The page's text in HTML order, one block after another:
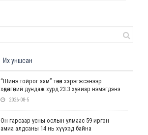
Их уншсан
“Шинэ тойрог зам” төсөл хэрэгжсэнээр
хөдөлгөөний дундаж хурд 23.3 хувиар нэмэгдэнэ
2026-08-5
Он гарсаар усны ослын улмаас 59 иргэн
амиа алдсаны 14 нь хүүхэд байна